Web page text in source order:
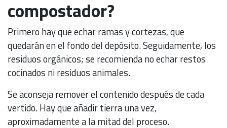
compostador?
Primero hay que echar ramas y cortezas, que
quedarán en el fondo del depósito. Seguidamente, los
residuos orgánicos; se recomienda no echar restos
cocinados ni residuos animales.
Se aconseja remover el contenido después de cada
vertido. Hay que añadir tierra una vez,
aproximadamente a la mitad del proceso.